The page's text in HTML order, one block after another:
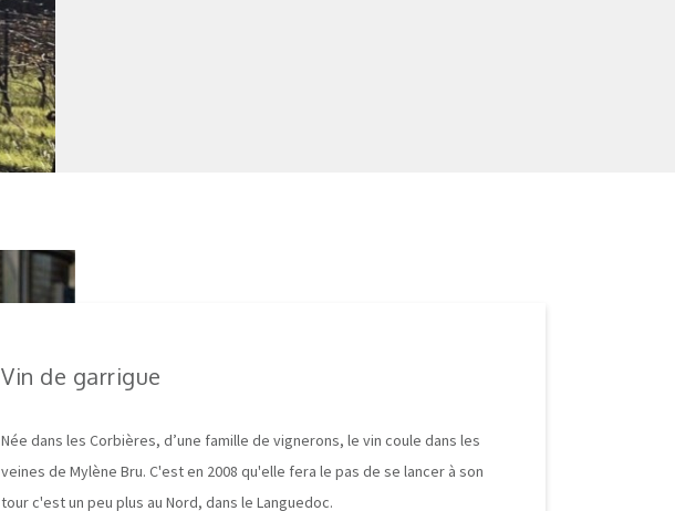
Vin de garrigue
Née dans les Corbières, d’une famille de vignerons, le vin coule dans les
veines de Mylène Bru. C'est en 2008 qu'elle fera le pas de se lancer à son
tour c'est un peu plus au Nord, dans le Languedoc.